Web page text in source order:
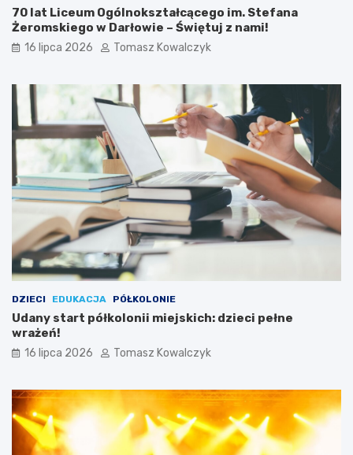
70 lat Liceum Ogólnokształcącego im. Stefana
Żeromskiego w Darłowie – Świętuj z nami!
16 lipca 2026 Tomasz Kowalczyk
DZIECI EDUKACJA PÓŁKOLONIE
Udany start półkolonii miejskich: dzieci pełne
wrażeń!
16 lipca 2026 Tomasz Kowalczyk